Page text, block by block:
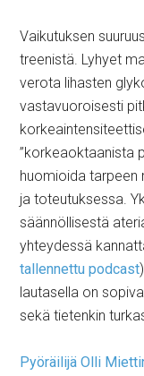
Vaikutuksen
treenistä. Lyhyet
verota lihasten
vastavuoroisesti
”korkeaoktaanista
huomioida tarpeen
ja toteutuksessa.
säännöllisestä
yhteydessä
tallennettu podcast
lautasella on
sekä tietenkin
Pyöräilijä Olli